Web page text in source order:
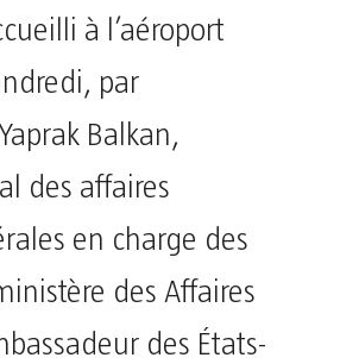
à l’aéroport
par
Balkan,
des affaires
en charge des
des Affaires
des États-